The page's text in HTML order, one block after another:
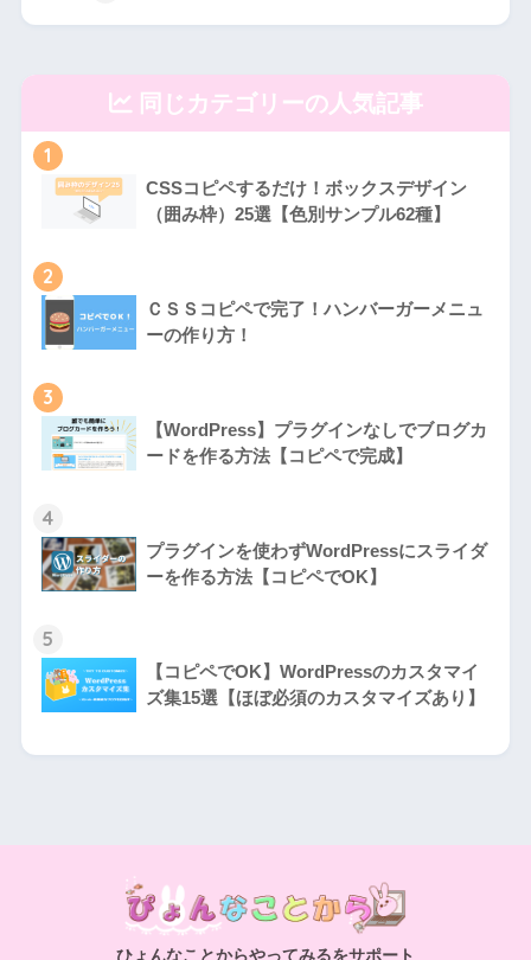
同じカテゴリーの人気記事
1
CSSコピペするだけ！ボックスデザイン
（囲み枠）25選【色別サンプル62種】
2
ＣＳＳコピペで完了！ハンバーガーメニュ
ーの作り方！
3
【WordPress】プラグインなしでブログカ
ードを作る方法【コピペで完成】
4
プラグインを使わずWordPressにスライダ
ーを作る方法【コピペでOK】
5
【コピペでOK】WordPressのカスタマイ
ズ集15選【ほぼ必須のカスタマイズあり】
ひょんなことからやってみるをサポート